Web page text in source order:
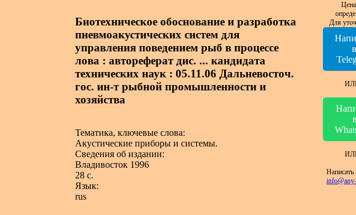
Биотехническое обоснование и разработка
пневмоакустических систем для
управления поведением рыб в процессе
лова : автореферат дис. ... кандидата
технических наук : 05.11.06 Дальневосточ.
гос. ин-т рыбной промышленности и
хозяйства
Тематика, ключевые слова:
Акустические приборы и системы.
Сведения об издании:
Владивосток 1996
28 с.
Язык:
rus
Для
в
в
Написать